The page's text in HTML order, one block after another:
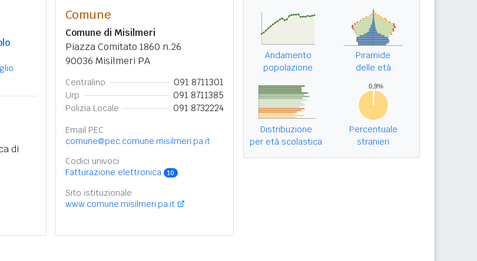
di
Comune
Comune di Misilmeri
Piazza Comitato 1860 n.26
90036 Misilmeri PA
Centralino 091 8711301
Urp 091 8711385
Polizia Locale 091 8732224
Email PEC
comune@pec.comune.misilmeri.pa.it
Codici univoci
Fatturazione elettronica
10
Sito istituzionale
www.comune.misilmeri.pa.it
Andamento
popolazione
Piramide
delle età
Distribuzione
per età scolastica
Percentuale
stranieri